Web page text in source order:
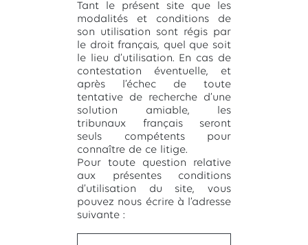
Tant le présent site que les
modalités et conditions de
son utilisation sont régis par
le droit français, quel que soit
le lieu d’utilisation. En cas de
contestation éventuelle, et
après l’échec de toute
tentative de recherche d’une
solution amiable, les
tribunaux français seront
seuls compétents pour
connaître de ce litige.
Pour toute question relative
aux présentes conditions
d’utilisation du site, vous
pouvez nous écrire à l’adresse
suivante :